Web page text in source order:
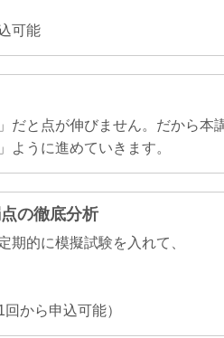
可能
だと点が伸びません。だから本
ように進めていきます。
の徹底分析
期的に模擬試験を入れて、
から申込可能）